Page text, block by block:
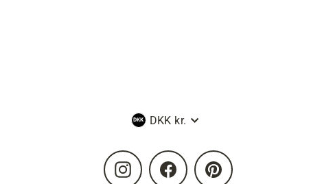
Valuta
DKK kr.
Instagram Facebook Pinterest